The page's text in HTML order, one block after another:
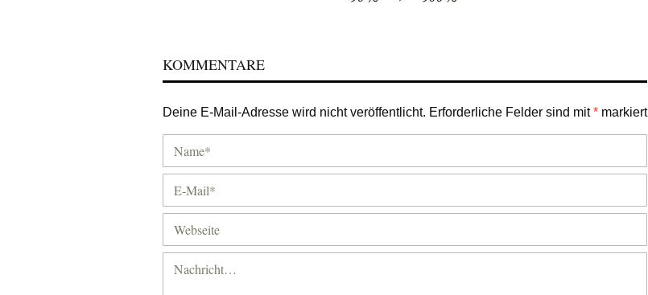
KOMMENTARE
Deine E-Mail-Adresse wird nicht veröffentlicht. Erforderliche Felder sind mit* markiert